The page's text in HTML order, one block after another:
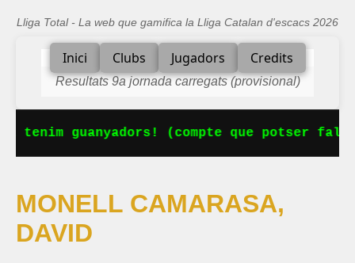
Lliga Total - La web que gamifica la Lliga Catalan d'escacs 2026
Inici Clubs Jugadors Credits
Resultats 9a jornada carregats (provisional)
tenim guanyadors! (compte que potser
MONELL CAMARASA,
DAVID